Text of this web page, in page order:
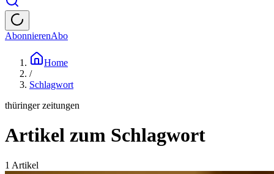
AbonnierenAbo
Home
/
Schlagwort
thüringer zeitungen
Artikel zum Schlagwort
1 Artikel